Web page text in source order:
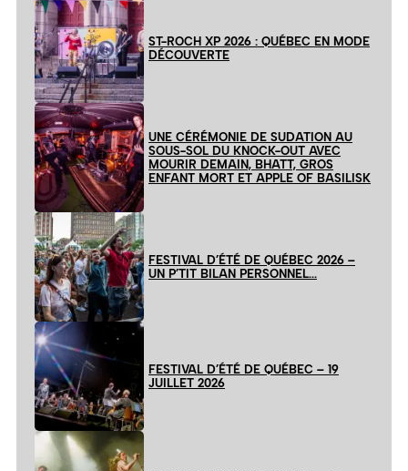
ST-ROCH XP 2026 : QUÉBEC EN MODE
DÉCOUVERTE
UNE CÉRÉMONIE DE SUDATION AU
SOUS-SOL DU KNOCK-OUT AVEC
MOURIR DEMAIN, BHATT, GROS
ENFANT MORT ET APPLE OF BASILISK
FESTIVAL D’ÉTÉ DE QUÉBEC 2026 –
UN P’TIT BILAN PERSONNEL…
FESTIVAL D’ÉTÉ DE QUÉBEC – 19
JUILLET 2026